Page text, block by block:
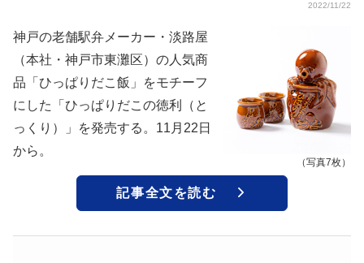
2022/11/22
（写真7枚）
神戸の老舗駅弁メーカー・淡路屋
（本社・神戸市東灘区）の人気商
品「ひっぱりだこ飯」をモチーフ
にした「ひっぱりだこの徳利（と
っくり）」を発売する。11月22日
から。
記事全文を読む